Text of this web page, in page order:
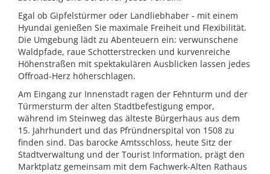
Egal ob Gipfelstürmer oder Landliebhaber - mit einem
Hyundai genießen Sie maximale Freiheit und Flexibilität.
Die Umgebung lädt zu Abenteuern ein: verwunschene
Waldpfade, raue Schotterstrecken und kurvenreiche
Höhenstraßen mit spektakulären Ausblicken lassen jedes
Offroad-Herz höherschlagen.
Am Eingang zur Innenstadt ragen der Fehnturm und der
Türmersturm der alten Stadtbefestigung empor,
während im Steinweg das älteste Bürgerhaus aus dem
15. Jahrhundert und das Pfründnerspital von 1508 zu
finden sind. Das barocke Amtsschloss, heute Sitz der
Stadtverwaltung und der Tourist Information, prägt den
Marktplatz gemeinsam mit dem Fachwerk-Alten Rathaus